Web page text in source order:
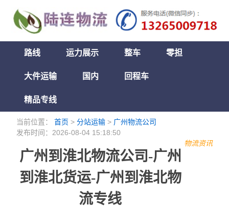
路线 运力展示 整车 零担
大件运输 国内 回程车
精品专线
当前位置：首页 >分站运输 > 广州物流公司
发布时间：2026-08-04 15:18:50
物流资讯
广州到淮北物流公司-广州
到淮北货运-广州到淮北物
流专线